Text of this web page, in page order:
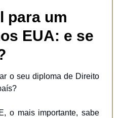
para um
EUA: e se
o seu diploma de Direito
o mais importante, sabe